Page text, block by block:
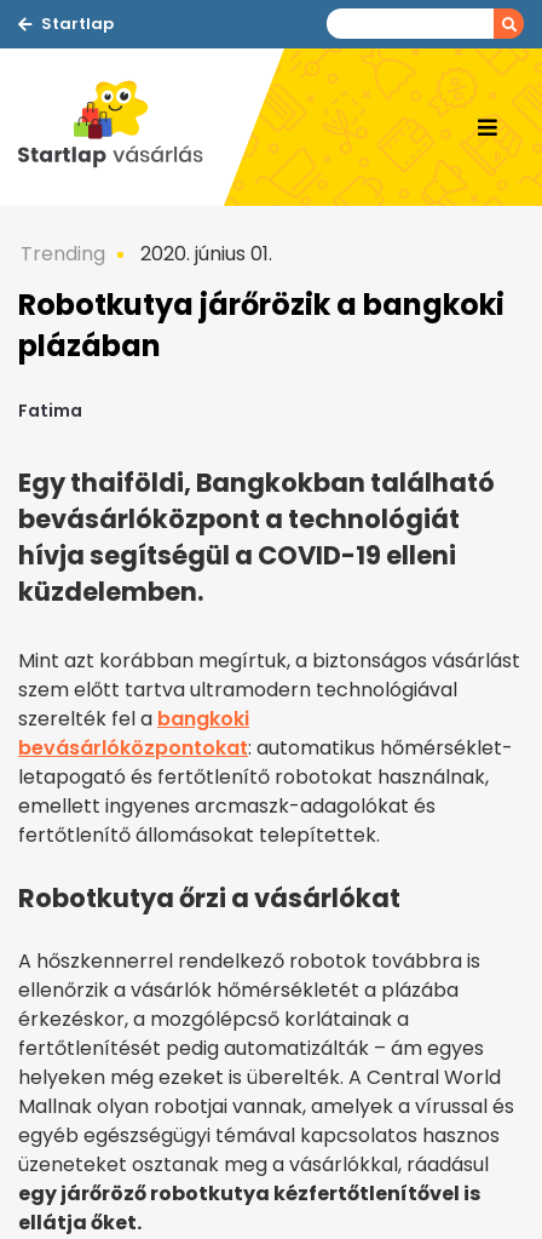
Startlap
Trending 2020. június 01.
Robotkutya járőrözik a bangkoki
plázában
Fatima
Egy thaiföldi, Bangkokban található
bevásárlóközpont a technológiát
hívja segítségül a COVID-19 elleni
küzdelemben.
Mint azt korábban megírtuk, a biztonságos vásárlást
szem előtt tartva ultramodern technológiával
szerelték fel a bangkoki
bevásárlóközpontokat: automatikus hőmérséklet-
letapogató és fertőtlenítő robotokat használnak,
emellett ingyenes arcmaszk-adagolókat és
fertőtlenítő állomásokat telepítettek.
Robotkutya őrzi a vásárlókat
A hőszkennerrel rendelkező robotok továbbra is
ellenőrzik a vásárlók hőmérsékletét a plázába
érkezéskor, a mozgólépcső korlátainak a
fertőtlenítését pedig automatizálták – ám egyes
helyeken még ezeket is überelték. A Central World
Mallnak olyan robotjai vannak, amelyek a vírussal és
egyéb egészségügyi témával kapcsolatos hasznos
üzeneteket osztanak meg a vásárlókkal, ráadásul
egy járőröző robotkutya kézfertőtlenítővel is
ellátja őket.